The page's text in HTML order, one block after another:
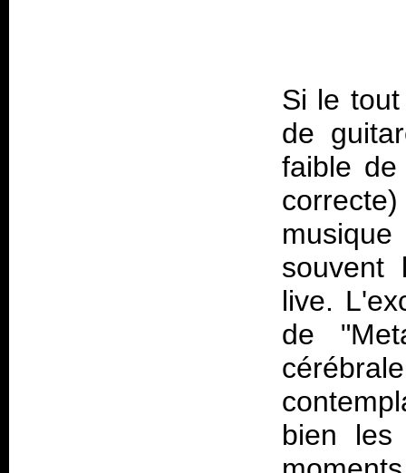
Si le
de
faible
souvent
live.
de
bien les